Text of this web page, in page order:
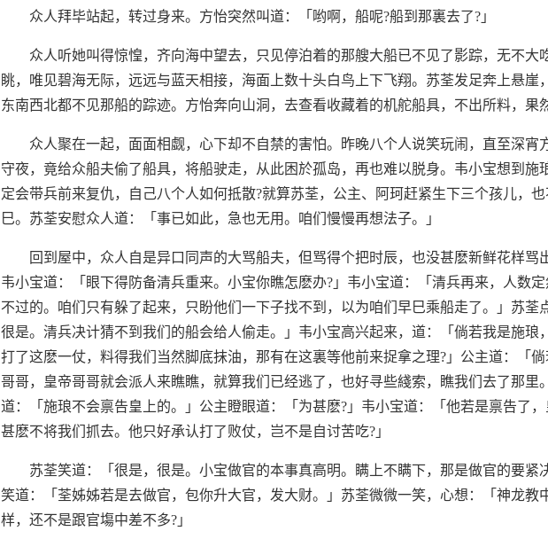
众人拜毕站起，转过身来。方怡突然叫道：「哟啊，船呢?船到那裏去了?」
众人听她叫得惊惶，齐向海中望去，只见停泊着的那艘大船已不见了影踪，无不大
眺，唯见碧海无际，远远与蓝天相接，海面上数十头白鸟上下飞翔。苏荃发足奔上悬崖
东南西北都不见那船的踪迹。方怡奔向山洞，去查看收藏着的机舵船具，不出所料，果
众人聚在一起，面面相觑，心下却不自禁的害怕。昨晚八个人说笑玩闹，直至深宵
守夜，竟给众船夫偷了船具，将船驶走，从此困於孤岛，再也难以脱身。韦小宝想到施
定会带兵前来复仇，自己八个人如何抵散?就算苏荃，公主、阿珂赶紧生下三个孩儿，
巳。苏荃安慰众人道：「事已如此，急也无用。咱们慢慢再想法子。」
回到屋中，众人自是异口同声的大骂船夫，但骂得个把时辰，也没甚麽新鲜花样骂
韦小宝道：「眼下得防备清兵重来。小宝你瞧怎麽办?」韦小宝道：「清兵再来，人数
不过的。咱们只有躲了起来，只盼他们一下子找不到，以为咱们早巳乘船走了。」苏荃
很是。清兵决计猜不到我们的船会给人偷走。」韦小宝高兴起来，道：「倘若我是施琅
打了这麽一仗，料得我们当然脚底抹油，那有在这裏等他前来捉拿之理?」公主道：「
哥哥，皇帝哥哥就会派人来瞧瞧，就算我们已经逃了，也好寻些綫索，瞧我们去了那里
道：「施琅不会禀告皇上的。」公主瞪眼道：「为甚麽?」韦小宝道：「他若是禀告了
甚麽不将我们抓去。他只好承认打了败仗，岂不是自讨苦吃?」
苏荃笑道：「很是，很是。小宝做官的本事真高明。瞒上不瞒下，那是做官的要紧
笑道：「荃姊姊若是去做官，包你升大官，发大财。」苏荃微微一笑，心想：「神龙教
样，还不是跟官塲中差不多?」